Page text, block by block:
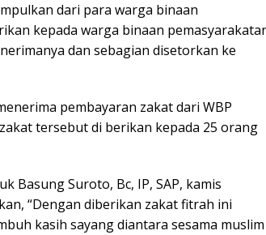
dari para warga binaan
kepada warga binaan
dan sebagian disetorkan ke
pembayaran zakat dari WBP
tersebut di berikan kepada 25 orang
Basung Suroto, Bc, IP, SAP, kamis
“Dengan diberikan zakat fitrah ini
kasih sayang diantara sesama muslim